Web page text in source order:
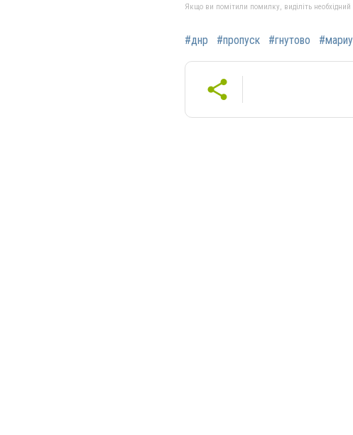
Якщо ви помітили помилку, виділіть
#днр #пропуск #гнутово